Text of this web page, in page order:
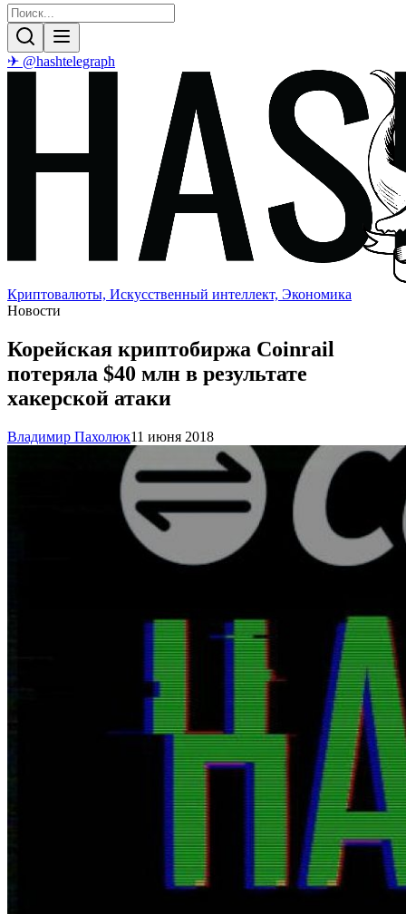
✈ @hashtelegraph
Криптовалюты, Искусственный интеллект, Экономика
Новости
Корейская криптобиржа Coinrail
потеряла $40 млн в результате
хакерской атаки
Владимир Пахолюк11 июня 2018